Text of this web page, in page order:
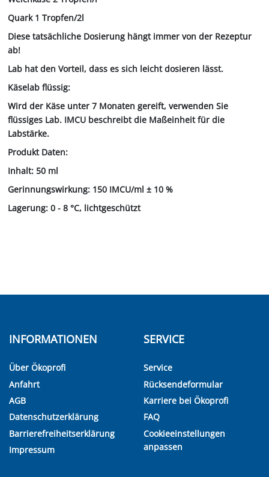
Quark 1 Tropfen/2l
Diese tatsächliche Dosierung hängt immer von der Rezeptur
ab!
Lab hat den Vorteil, dass es sich leicht dosieren lässt.
Käselab flüssig:
Wird der Käse unter 7 Monaten gereift, verwenden Sie
flüssiges Lab. IMCU beschreibt die Maßeinheit für die
Labstärke.
Produkt Daten:
Inhalt: 50 ml
Gerinnungswirkung: 150 IMCU/ml ± 10 %
Lagerung: 0 - 8 °C, lichtgeschützt
INFORMATIONEN
Über Ökoprofi
Anfahrt
AGB
Datenschutzerklärung
Barrierefreiheitserklärung
Impressum
SERVICE
Service
Rücksendeformular
Karriere bei Ökoprofi
FAQ
Cookieeinstellungen
anpassen